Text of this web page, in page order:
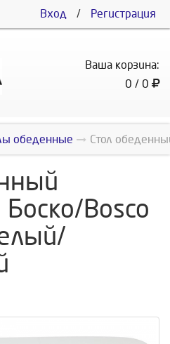
Вход / Регистрация
Ваша корзина:
0 / 0
обеденные Стол
Bosco